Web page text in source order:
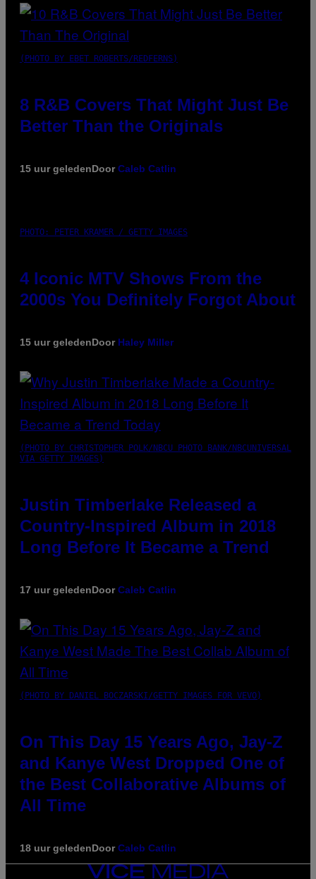
(PHOTO BY EBET ROBERTS/REDFERNS)
8 R&B Covers That Might Just Be
Better Than the Originals
15 uur geledenDoorCaleb Catlin
PHOTO: PETER KRAMER / GETTY IMAGES
4 Iconic MTV Shows From the
2000s You Definitely Forgot About
15 uur geledenDoor Haley Miller
(PHOTO BY CHRISTOPHER POLK/NBCU PHOTO BANK/NBCUNIVERSAL
VIA GETTY IMAGES)
Justin Timberlake Released a
Country-Inspired Album in 2018
Long Before It Became a Trend
17 uur geledenDoorCaleb Catlin
(PHOTO BY DANIEL BOCZARSKI/GETTY IMAGES FOR VEVO)
On This Day 15 Years Ago, Jay-Z
and Kanye West Dropped One of
the Best Collaborative Albums of
All Time
18 uur geledenDoorCaleb Catlin
VICE